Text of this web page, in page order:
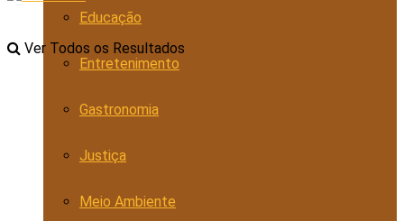
Educação
Entretenimento
Gastronomia
Justiça
Meio Ambiente
Ver Todos os Resultados